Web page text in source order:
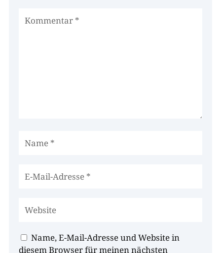
Name, E-Mail-Adresse und Website in
diesem Browser für meinen nächsten